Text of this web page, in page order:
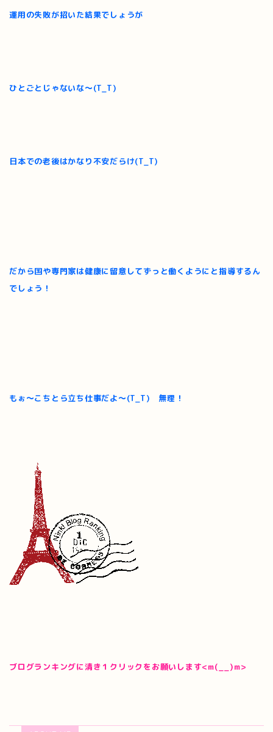
運用の失敗が招いた結果でしょうが
ひとごとじゃないな～(T_T)
日本での老後はかなり不安だらけ(T_T)
だから国や専門家は健康に留意してずっと働くようにと指導するん
でしょう！
もぉ～こちとら立ち仕事だよ～(T_T) 無理！
ブログランキングに清き１クリックをお願いします<m(__)m>